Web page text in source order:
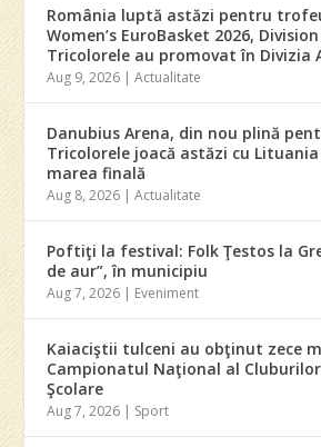
România luptă astăzi pentru
Women’s EuroBasket 2026,
Tricolorele au promovat în Divizia
Aug 9, 2026 |Actualitate
Danubius Arena, din nou plină
Tricolorele joacă astăzi cu
marea finală
Aug 8, 2026 |Actualitate
Poftiţi la festival: Folk Ţestos la
de aur”, în municipiu
Aug 7, 2026 | Eveniment
Kaiaciştii tulceni au obţinut zece
Campionatul Naţional al
Şcolare
Aug 7, 2026 | Sport